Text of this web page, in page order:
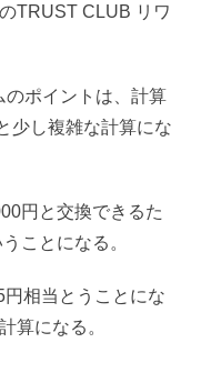
TRUST CLUB リワ
ポイントは、計算
少し複雑な計算にな
円と交換できるた
ことになる。
相当とうことにな
算になる。